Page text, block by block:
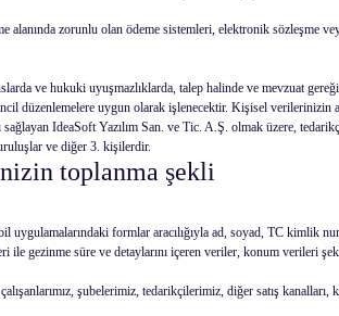
alanında zorunlu olan ödeme sistemleri, elektronik sözleşme
ve hukuki uyuşmazlıklarda, talep halinde ve mevzuat
düzenlemelere uygun olarak işlenecektir. Kişisel verilerinizin
sağlayan IdeaSoft Yazılım San. ve Tic. A.Ş. olmak üzere,
ve diğer 3. kişilerdir.
toplanma şekli
uygulamalarındaki formlar aracılığıyla ad, soyad, TC kimlik
ile gezinme süre ve detaylarını içeren veriler, konum verileri
çalışanlarımız, şubelerimiz, tedarikçilerimiz, diğer satış